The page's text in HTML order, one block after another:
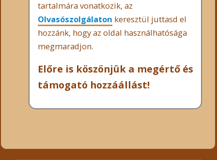
tartalmára vonatkozik, az
Olvasószolgálaton keresztül juttasd el
hozzánk, hogy az oldal használhatósága
megmaradjon.
Előre is köszönjük a megértő és
támogató hozzáállást!